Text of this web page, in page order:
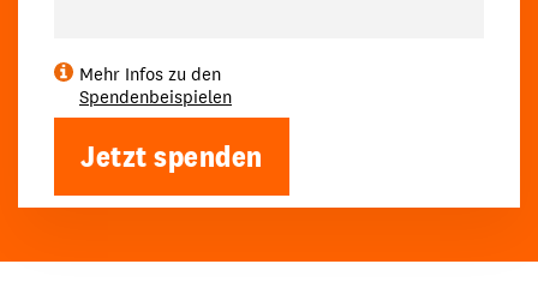
Mehr Infos zu den
Spendenbeispielen
Jetzt spenden